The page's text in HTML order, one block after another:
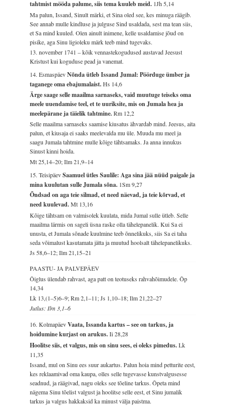
tahtmist mööda palume, siis tema kuuleb meid. 1Jh 5,14
Ma palun, Issand, Sinult märki, et Sina oled see, kes minuga räägib.
See annab mulle kindluse ja julguse Sind usaldada, sest ma tean siis,
et Sa mind kuuled. Olen ainult inimene, kelle usaldamise jõud on
pisike, aga Sinu ligioleku märk teeb mind tugevaks.
13. november 1741 – kõik vennastekogudused austavad Jeesust
Kristust kui koguduse pead ja vanemat.
14. EsmaspäevNõnda ütleb Issand Jumal: Pöörduge ümber ja
taganege oma ebajumalaist.Hs 14,6
Ärge saage selle maailma sarnaseks, vaid muutuge teiseks oma
meele uuendamise teel, et te uuriksite, mis on Jumala hea ja
meelepärane ja täielik tahtmine.Rm 12,2
Selle maailma sarnaseks saamise kiusatus ähvardab mind. Jeesus, aita
palun, et kiusaja ei saaks meelevalda mu üle. Muuda mu meel ja
saagu Jumala tahtmine mulle kõige tähtsamaks. Ja anna innukus
Sinust kinni hoida.
Mt 25,14–20; Ilm 21,9–14
15. TeisipäevSaamuel ütles Saulile: Aga sina jää nüüd paigale ja
mina kuulutan sulle Jumala sõna. 1Sm 9,27
Õndsad on aga teie silmad, et need näevad, ja teie kõrvad, et
need kuulevad.Mt 13,16
Kõige tähtsam on valmisolek kuulata, mida Jumal sulle ütleb. Selle
maailma lärmis on sageli üsna raske olla tähelepanelik. Kui Sa ei
unusta, et Jumala sõnade kuulmine teeb õnnelikuks, siis Sa ei taha
seda võimalust kasutamata jätta ja muutud hoolsalt tähelepanelikuks.
Js 58,6–12; Ilm 21,15–21
PAASTU- JA PALVEPÄEV
Õiglus ülendab rahvast, aga patt on teotuseks rahvahõimudele.Õp
14,34
Lk 13,(1–5)6–9; Rm 2,1–11; Js 1,10–18; Ilm 21,22–27
Jutlus: Ilm 3,1–6
16. KolmapäevVaata, Issanda kartus – see on tarkus, ja
hoidumine kurjast on arukus.Ii 28,28
Hoolitse siis, et valgus, mis on sinu sees, ei oleks pimedus.Lk
11,35
Issand, mul on Sinu ees suur aukartus. Palun hoia mind petturite eest,
kes reklaamivad oma kaupa, olles selle tugevasse kunstvalgusesse
seadnud, ja räägivad, nagu oleks see tõeline tarkus. Õpeta mind
nägema Sinu tõelist valgust ja hoolitse selle eest, et Sinu jumalik
tarkus ja valgus hakkaksid ka minust välja paistma.